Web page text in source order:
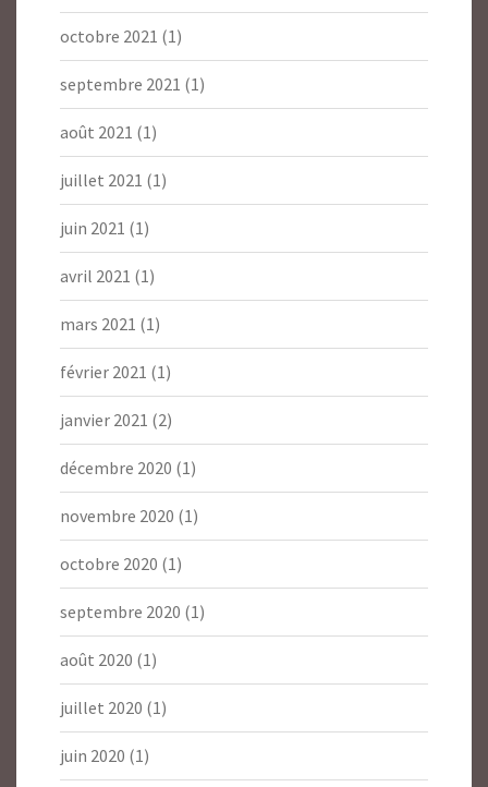
octobre 2021 (1)
septembre 2021 (1)
août 2021 (1)
juillet 2021 (1)
juin 2021 (1)
avril 2021 (1)
mars 2021 (1)
février 2021 (1)
janvier 2021 (2)
décembre 2020 (1)
novembre 2020 (1)
octobre 2020 (1)
septembre 2020 (1)
août 2020 (1)
juillet 2020 (1)
juin 2020 (1)